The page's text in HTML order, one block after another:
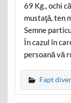
69 Kg., ochi
mustaţă, ten
Semne
În cazul în
persoană vă
Fapt